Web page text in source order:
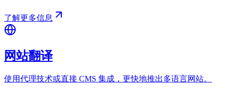
了解更多信息
网站翻译
使用代理技术或直接 CMS 集成，更快地推出多语言网站。